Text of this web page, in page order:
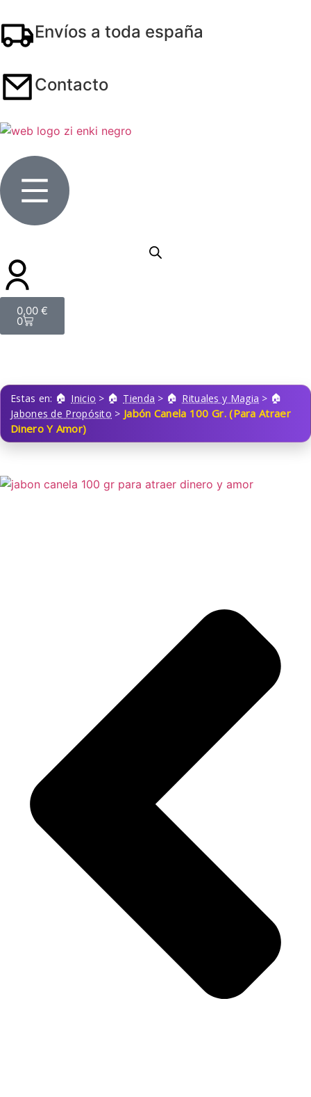
Envíos a toda españa
Contacto
0,00 €
0
Estas en: Inicio > Tienda > Rituales y Magia >
Jabones de Propósito > Jabón Canela 100 Gr. (Para Atraer
Dinero Y Amor)